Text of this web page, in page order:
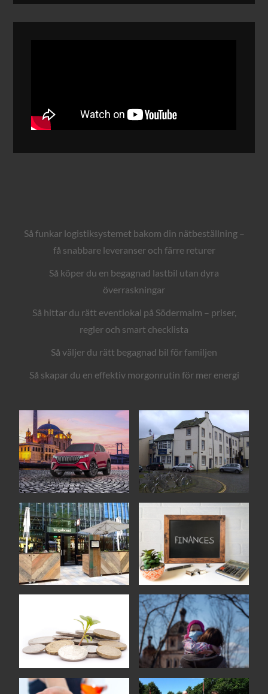
Så funkar logistiksystemet bakom din nätbeställning –
få snabbare leveranser och färre returer
Så köper du en begagnad lastbil utan dyra
överraskningar
Så hittar du rätt eventlokal på Södermalm – priser,
regler och smart checklista
Så väljer du rätt begagnad bil för familjen
Så skapar du en effektiv morgonrutin för mer energi